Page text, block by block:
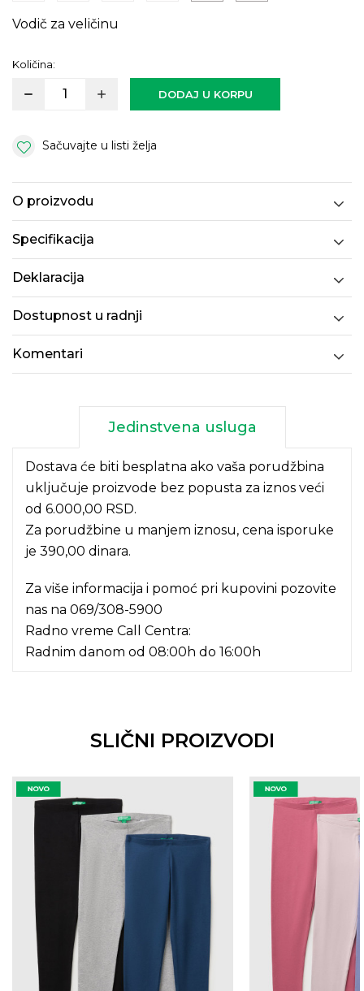
Vodič za veličinu
Količina:
DODAJ U KORPU
Sačuvajte u listi želja
O proizvodu
Specifikacija
Deklaracija
Dostupnost u radnji
Komentari
Jedinstvena usluga
Dostava će biti besplatna ako vaša porudžbina
uključuje proizvode bez popusta za iznos veći
od 6.000,00 RSD.
Za porudžbine u manjem iznosu, cena isporuke
je 390,00 dinara.
Za više informacija i pomoć pri kupovini pozovite
nas na 069/308-5900
Radno vreme Call Centra:
Radnim danom od 08:00h do 16:00h
SLIČNI PROIZVODI